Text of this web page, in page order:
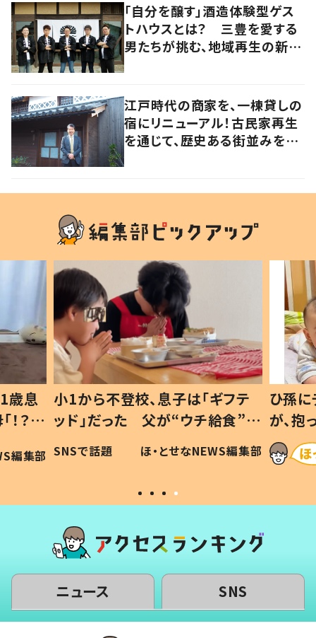
「自分を醸す」酒造体験型ゲス
トハウスとは？ 三豊を愛する
男たちが挑む、地域再生の新し
江戸時代の商家を、一棟貸しの
宿にリニューアル！古民家再生
を通じて、歴史ある街並みを守
歳息
？」
編集部
小1から不登校、息子は「ギフテ
ッド」だった 父が“ウチ給食”を
作り続ける理由とは #令和の親
#令和の子
SNSで話題 ほ・とせなNEWS編集部
ひ孫
が、
「涙が
い」
ニュース SNS